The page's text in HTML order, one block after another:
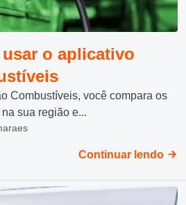
o aplicativo
Combustíveis, você compara os
sua região e...
Continuar lendo